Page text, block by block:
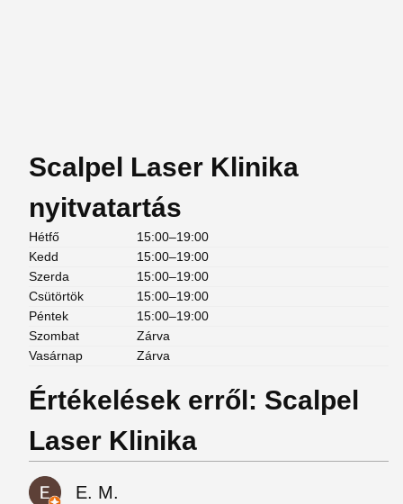
Scalpel Laser Klinika
nyitvatartás
Hétfő
15:00–19:00
Kedd
15:00–19:00
Szerda
15:00–19:00
Csütörtök
15:00–19:00
Péntek
15:00–19:00
Szombat
Zárva
Vasárnap
Zárva
Értékelések erről: Scalpel
Laser Klinika
E. M.